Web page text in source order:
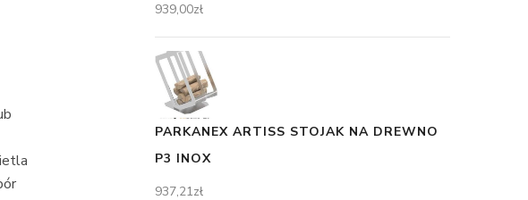
939,00zł
PARKANEX ARTISS STOJAK NA DREWNO
P3 INOX
937,21zł